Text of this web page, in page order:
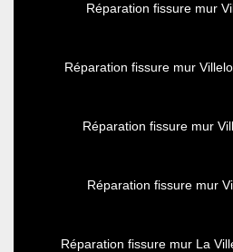
Réparation fissure mur
Réparation fissure mur
Réparation fissure mur
Réparation fissure mur
Réparation fissure mur La